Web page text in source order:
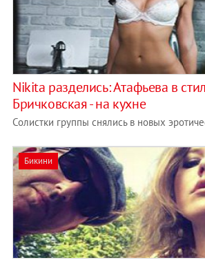
Nikita разделись: Атафьева в
Бричковская - на кухне
Солистки группы снялись в новых
Бикини